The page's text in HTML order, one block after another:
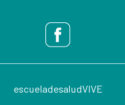
escueladesaludVIVE